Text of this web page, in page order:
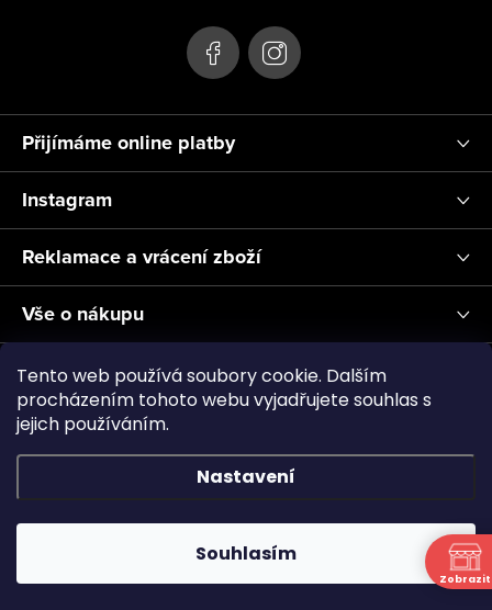
Tento web používá soubory cookie. Dalším
procházením tohoto webu vyjadřujete souhlas s
jejich používáním.
Nastavení
Souhlasím
Přijímáme online platby
Instagram
Reklamace a vrácení zboží
Vše o nákupu
Informace pro Vás
Realizace a servis akvárií ↗
Copyright 2026Aquascape.cz. Všechna práva vyhrazena.
Zobrazit